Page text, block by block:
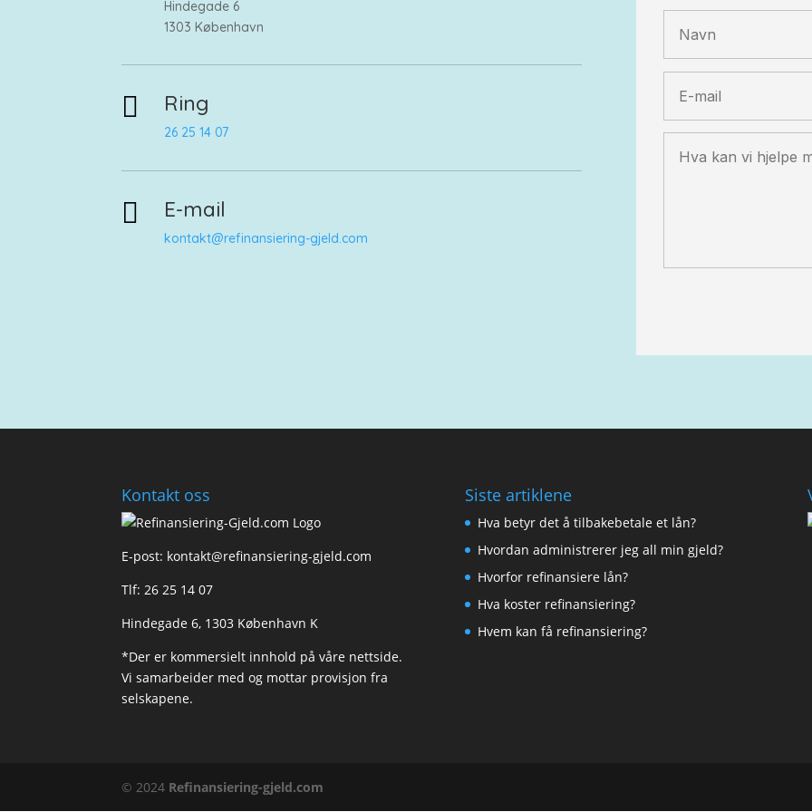
Hindegade 6
1303 København
 Ring
26 25 14 07
 E-mail
kontakt@refinansiering-gjeld.com
Kontakt oss
E-post: kontakt@refinansiering-gjeld.com
Tlf:26 25 14 07
Hindegade 6, 1303 København K
*Der er kommersielt innhold på våre nettside.
Vi samarbeider med og mottar provisjon fra
selskapene.
Siste artiklene
Hva betyr det å tilbakebetale et lån?
Hvordan administrerer jeg all min gjeld?
Hvorfor refinansiere lån?
Hva koster refinansiering?
Hvem kan få refinansiering?
© 2024 Refinansiering-gjeld.com